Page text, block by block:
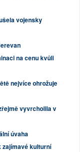
vojensky
na cenu kvůli
nejvíce ohrožuje
vyvrcholila v
úvaha
kulturní